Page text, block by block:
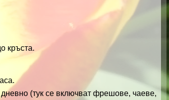
кръста.
(тук се включват фрешове, чаеве,